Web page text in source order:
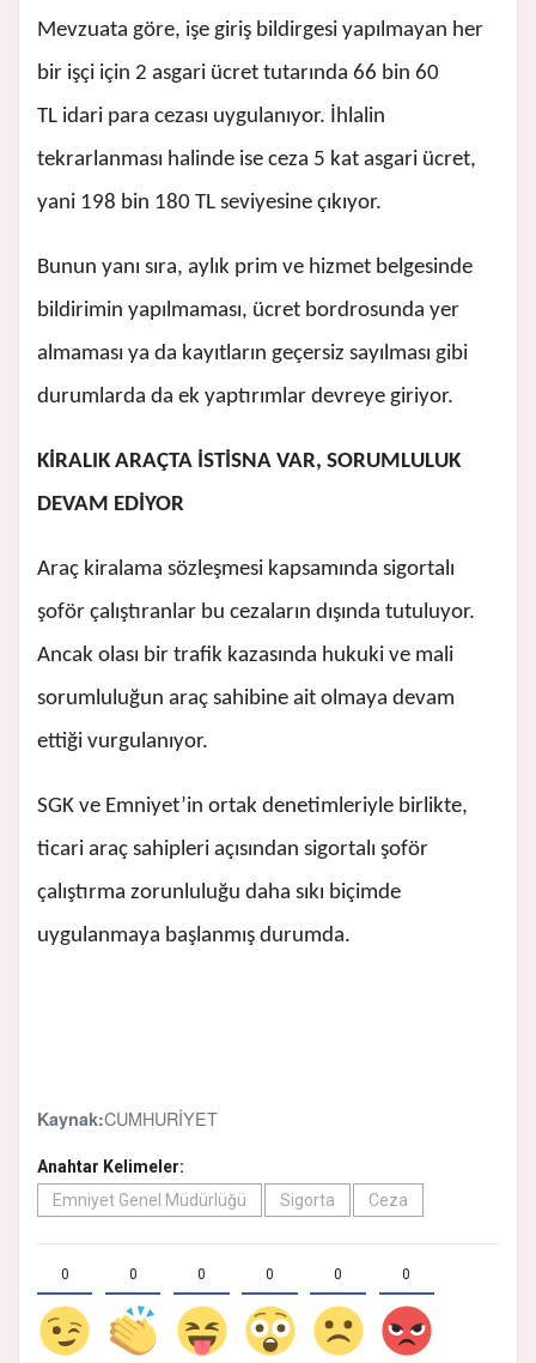
Mevzuata göre, işe giriş bildirgesi yapılmayan her
bir işçi için 2 asgari ücret tutarında 66 bin 60
TL idari para cezası uygulanıyor. İhlalin
tekrarlanması halinde ise ceza 5 kat asgari ücret,
yani 198 bin 180 TL seviyesine çıkıyor.
Bunun yanı sıra, aylık prim ve hizmet belgesinde
bildirimin yapılmaması, ücret bordrosunda yer
almaması ya da kayıtların geçersiz sayılması gibi
durumlarda da ek yaptırımlar devreye giriyor.
KİRALIK ARAÇTA İSTİSNA VAR, SORUMLULUK
DEVAM EDİYOR
Araç kiralama sözleşmesi kapsamında sigortalı
şoför çalıştıranlar bu cezaların dışında tutuluyor.
Ancak olası bir trafik kazasında hukuki ve mali
sorumluluğun araç sahibine ait olmaya devam
ettiği vurgulanıyor.
SGK ve Emniyet’in ortak denetimleriyle birlikte,
ticari araç sahipleri açısından sigortalı şoför
çalıştırma zorunluluğu daha sıkı biçimde
uygulanmaya başlanmış durumda.
Kaynak:CUMHURİYET
Anahtar Kelimeler:
Emniyet Genel Müdürlüğü
Sigorta Ceza
0 0 0 0 0 0